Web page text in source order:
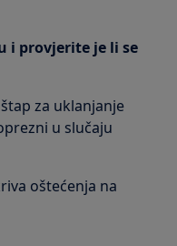
i provjerite je li se
za uklanjanje
u slučaju
oštećenja na